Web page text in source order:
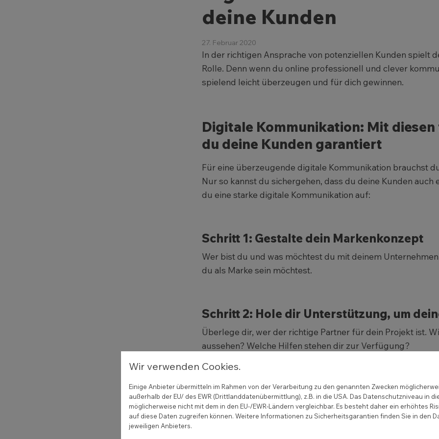
deine Kunden
27. Februar 2020
In der richtigen Ansprache von potenziellen Kunden spielt
Rolle. Denn wenn du online professionell und clever
spielend leicht überzeugen und für dich gewinnen.
Digitale Kommunikation: Mit
du deine Kunden garantiert
Für eine überzeugende digitale Kommunikation brauchst
Nur so kannst du sichergehen, dass du deine Kunden
du eine starke digitale Kommunikation auf:
Schritt 1: Gestalte dein Markenkonzept
Wer bist du und was möchtest du mit deinem
du als Marke sein möchtest.
Schritt 2: Hole dir Unterstützung, um
Überlege dir, wer der richtige Partner für dein Projekt ist.
aussehen? Welche Hilfen stehen dir zur Verfügung?
Schritt 3: Lege deine digitale
Über welche Kanäle möchtest du mit potenziellen Kunden
dabei im Zentrum deiner Aktivitäten stehen. Möchtest du
kommunizieren? Möchtest du Anzeigen schalten? Wie
Wir verwenden Cookies.
Einige Anbieter übermitteln im Rahmen von der Verarbeitung zu den genannten Zwecken
außerhalb der EU/ des EWR (Drittlanddatenübermittlung), z.B. in die USA. Das Datenschutzniveau in
möglicherweise nicht mit dem in den EU-/EWR-Ländern vergleichbar. Es besteht daher ein erhöhtes
auf diese Daten zugreifen können. Weitere Informationen zu Sicherheitsgarantien finden Sie in den
jeweiligen Anbieters.